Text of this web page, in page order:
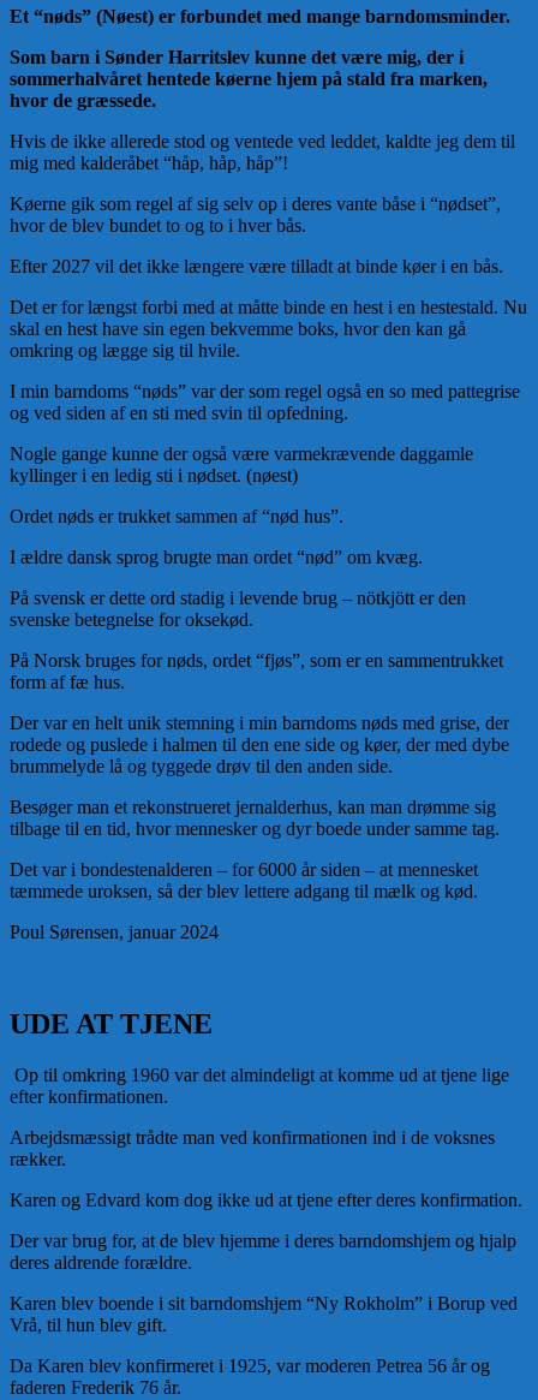
Et “nøds” (Nøest) er forbundet med mange barndomsminder.
Som barn i Sønder Harritslev kunne det være mig, der i
sommerhalvåret hentede køerne hjem på stald fra marken,
hvor de græssede.
Hvis de ikke allerede stod og ventede ved leddet, kaldte jeg dem til
mig med kalderåbet “håp, håp, håp”!
Køerne gik som regel af sig selv op i deres vante båse i “nødset”,
hvor de blev bundet to og to i hver bås.
Efter 2027 vil det ikke længere være tilladt at binde køer i en bås.
Det er for længst forbi med at måtte binde en hest i en hestestald. Nu
skal en hest have sin egen bekvemme boks, hvor den kan gå
omkring og lægge sig til hvile.
I min barndoms “nøds” var der som regel også en so med pattegrise
og ved siden af en sti med svin til opfedning.
Nogle gange kunne der også være varmekrævende daggamle
kyllinger i en ledig sti i nødset. (nøest)
Ordet nøds er trukket sammen af “nød hus”.
I ældre dansk sprog brugte man ordet “nød” om kvæg.
På svensk er dette ord stadig i levende brug – nötkjött er den
svenske betegnelse for oksekød.
På Norsk bruges for nøds, ordet “fjøs”, som er en sammentrukket
form af fæ hus.
Der var en helt unik stemning i min barndoms nøds med grise, der
rodede og puslede i halmen til den ene side og køer, der med dybe
brummelyde lå og tyggede drøv til den anden side.
Besøger man et rekonstrueret jernalderhus, kan man drømme sig
tilbage til en tid, hvor mennesker og dyr boede under samme tag.
Det var i bondestenalderen – for 6000 år siden – at mennesket
tæmmede uroksen, så der blev lettere adgang til mælk og kød.
Poul Sørensen, januar 2024
UDE AT TJENE
Op til omkring 1960 var det almindeligt at komme ud at tjene lige
efter konfirmationen.
Arbejdsmæssigt trådte man ved konfirmationen ind i de voksnes
rækker.
Karen og Edvard kom dog ikke ud at tjene efter deres konfirmation.
Der var brug for, at de blev hjemme i deres barndomshjem og hjalp
deres aldrende forældre.
Karen blev boende i sit barndomshjem “Ny Rokholm” i Borup ved
Vrå, til hun blev gift.
Da Karen blev konfirmeret i 1925, var moderen Petrea 56 år og
faderen Frederik 76 år.